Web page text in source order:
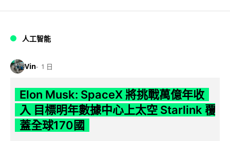
人工智能
Vin 1 日
Elon Musk: SpaceX 將挑戰萬億年收
入 目標明年數據中心上太空 Starlink 覆
蓋全球170國